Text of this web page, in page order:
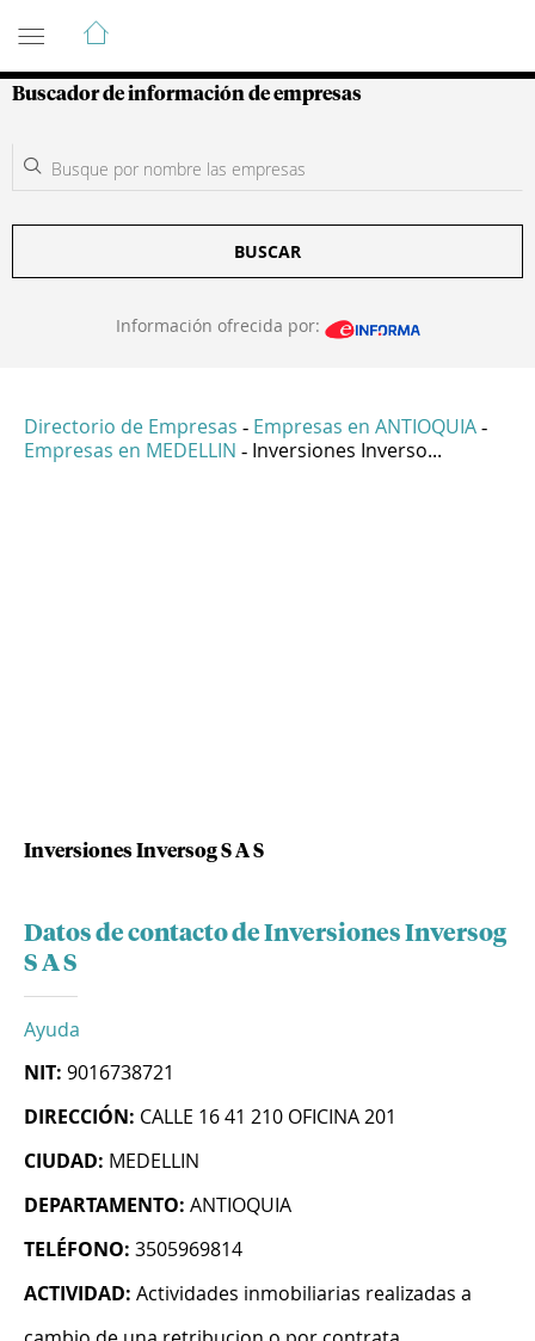
Guía de Empresas Colombianas
Buscador de información de empresas
BUSCAR
Información ofrecida por:
Directorio de Empresas - Empresas en ANTIOQUIA -
Empresas en MEDELLIN - Inversiones Inverso...
Inversiones Inversog S A S
Datos de contacto de Inversiones Inversog
S A S
Ayuda
NIT: 9016738721
DIRECCIÓN: CALLE 16 41 210 OFICINA 201
CIUDAD: MEDELLIN
DEPARTAMENTO: ANTIOQUIA
TELÉFONO: 3505969814
ACTIVIDAD: Actividades inmobiliarias realizadas a